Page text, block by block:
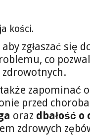
kości.
zgłaszać się
co
zapominać o
przed
oraz dbałość
zdrowych